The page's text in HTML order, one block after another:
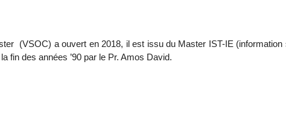
(VSOC) a ouvert en 2018, il est issu du Master IST-IE
fin des années ’90 par le Pr. Amos David.